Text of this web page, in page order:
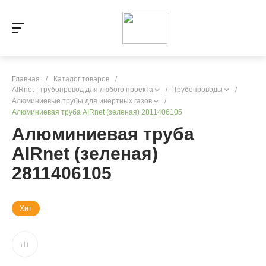
Главная / Каталог товаров
/
AIRnet - трубопровод для любого проекта
/ Трубопроводы
/
Алюминиевые трубы для инертных газов
/
Алюминиевая труба AIRnet (зеленая) 2811406105
Алюминиевая труба
AIRnet (зеленая)
2811406105
Хит